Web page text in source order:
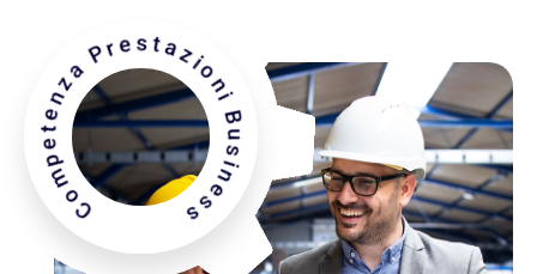
Competenza Prestazioni Business